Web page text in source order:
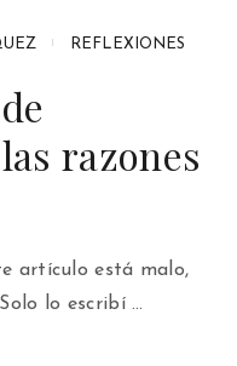
REFLEXIONES
razones
artículo está malo,
lo escribí …